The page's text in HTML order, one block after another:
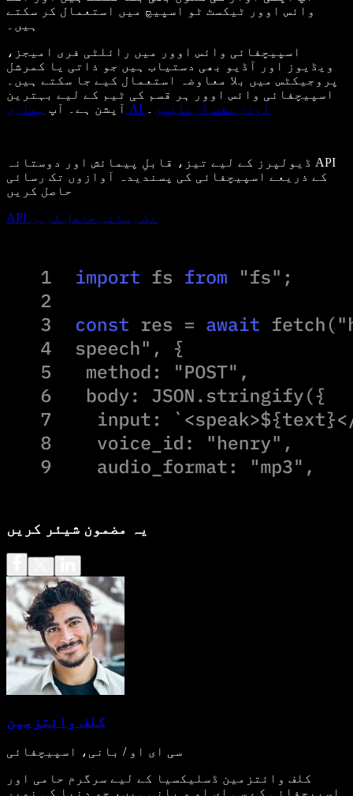
وائس اوور ٹیکسٹ ٹو اسپیچ میں استعمال کر سکتے
ہیں۔
اسپیچفائی وائس اوور میں رائلٹی فری امیجز،
ویڈیوز اور آڈیو بھی دستیاب ہیں جو ذاتی یا کمرشل
پروجیکٹس میں بلا معاوضہ استعمال کیے جا سکتے ہیں۔
اسپیچفائی وائس اوور ہر قسم کی ٹیم کے لیے بہترین
آپشن ہے۔ آپ
ہماری AI آواز مفت آزمائیں
ڈیولپرز کے لیے تیز، قابلِ پیمائش اور دوستانہ API
کے ذریعے اسپیچفائی کی پسندیدہ آوازوں تک رسائی
حاصل کریں
API تک رسائی حاصل کریں
یہ مضمون شیئر کریں
کلف وائتزمین
سی ای او / بانی، اسپیچفائی
کلف وائتزمین ڈسلیکسیا کے لیے سرگرم حامی اور
اسپیچفائی کے سی ای او و بانی ہیں، جو دنیا کی نمبر